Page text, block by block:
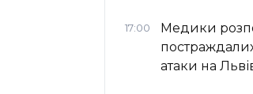
17:00
Медики
атаки на